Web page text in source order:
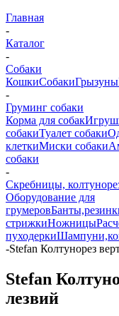
Главная
-
Каталог
-
Собаки
КошкиСобакиГрызуны
-
Груминг собаки
Корма для собак
собакиТуалет собаки
клеткиМиски собаки
собаки
-
Скребницы,
Оборудование для
грумеров
стрижкиНожницы
пуходерки
-Stefan Колтунорез
Stefan
лезвий